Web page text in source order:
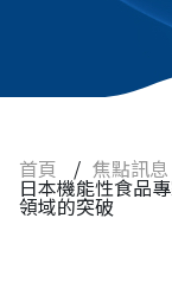
食品
常見問題
首頁 / 焦點訊息
日本機能性食品
領域的突破